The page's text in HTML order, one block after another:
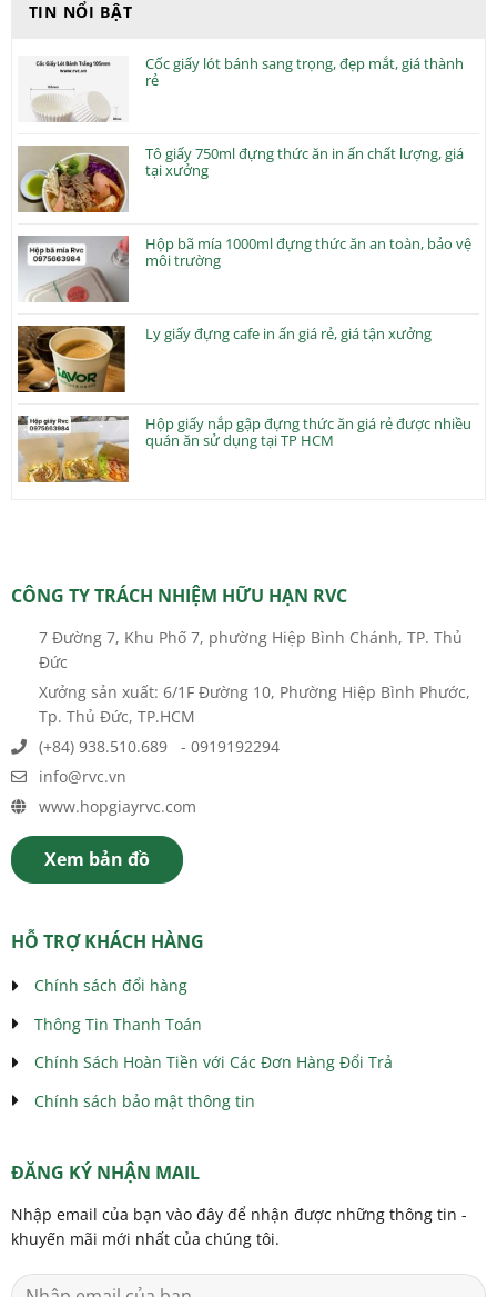
TIN NỔI BẬT
Cốc giấy lót bánh sang trọng, đẹp mắt, giá thành
rẻ
Tô giấy 750ml đựng thức ăn in ấn chất lượng, giá
tại xưởng
Hộp bã mía 1000ml đựng thức ăn an toàn, bảo vệ
môi trường
Ly giấy đựng cafe in ấn giá rẻ, giá tận xưởng
Hộp giấy nắp gập đựng thức ăn giá rẻ được nhiều
quán ăn sử dụng tại TP HCM
CÔNG TY TRÁCH NHIỆM HỮU HẠN RVC
7 Đường 7, Khu Phố 7, phường Hiệp Bình Chánh, TP. Thủ
Đức
Xưởng sản xuất: 6/1F Đường 10, Phường Hiệp Bình Phước,
Tp. Thủ Đức, TP.HCM
(+84) 938.510.689 - 0919192294
info@rvc.vn
www.hopgiayrvc.com
Xem bản đồ
HỖ TRỢ KHÁCH HÀNG
Chính sách đổi hàng
Thông Tin Thanh Toán
Chính Sách Hoàn Tiền với Các Đơn Hàng Đổi Trả
Chính sách bảo mật thông tin
ĐĂNG KÝ NHẬN MAIL
Nhập email của bạn vào đây để nhận được những thông tin -
khuyến mãi mới nhất của chúng tôi.